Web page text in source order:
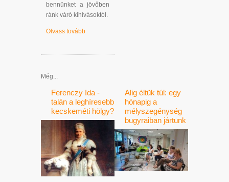
bennünket a jövőben
ránk váró kihívásoktól.
Olvass tovább
Még...
Ferenczy Ida -
talán a leghíresebb
kecskeméti hölgy?
Alig éltük túl: egy
hónapig a
mélyszegénység
bugyraiban jártunk